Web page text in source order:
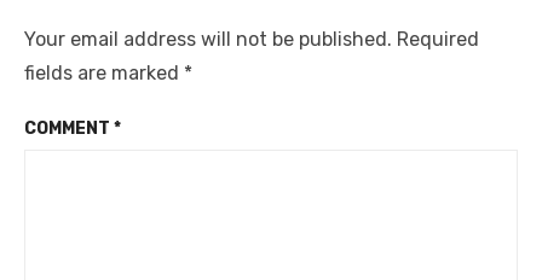
Your email address will not be published. Required
fields are marked *
COMMENT *